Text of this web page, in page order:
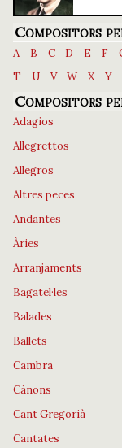
Compositors
A B C D E F
T
U V W X Y
Compositors
Adagios
Allegrettos
Allegros
Altres peces
Andantes
Àries
Arranjaments
Bagatel·les
Balades
Ballets
Cambra
Cànons
Cant Gregorià
Cantates